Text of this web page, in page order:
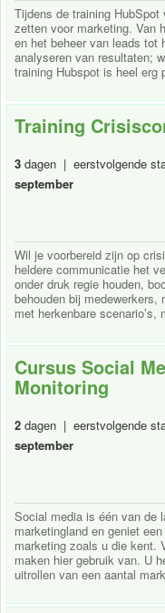
Tijdens de training
zetten voor marketing. Van
en het beheer van leads tot
analyseren van resultaten;
training Hubspot is heel erg
Training
3 dagen | eerstvolgende
september
Wil je voorbereid zijn op
heldere communicatie het
onder druk regie houden,
behouden bij
met herkenbare scenario’s,
Cursus Social
Monitoring
2 dagen | eerstvolgende
september
Social media is één van de
marketingland en geniet
marketing zoals u die kent.
maken hier gebruik van. U
uitrollen van een aantal